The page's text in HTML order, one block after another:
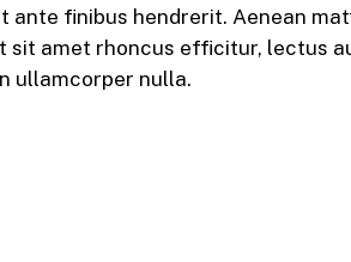
ante finibus hendrerit. Aenean
sit amet rhoncus efficitur, lectus
ullamcorper nulla.